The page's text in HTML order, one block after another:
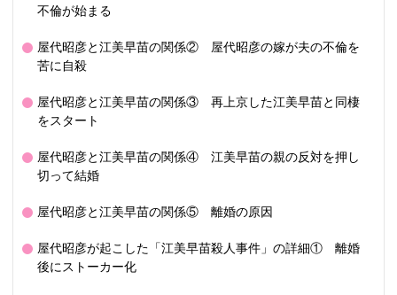
不倫が始まる
屋代昭彦と江美早苗の関係② 屋代昭彦の嫁が夫の不倫を
苦に自殺
屋代昭彦と江美早苗の関係③ 再上京した江美早苗と同棲
をスタート
屋代昭彦と江美早苗の関係④ 江美早苗の親の反対を押し
切って結婚
屋代昭彦と江美早苗の関係⑤ 離婚の原因
屋代昭彦が起こした「江美早苗殺人事件」の詳細① 離婚
後にストーカー化